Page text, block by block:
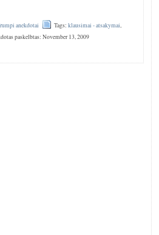
anekdotai Tags:klausimai - atsakymai,
paskelbtas: November 13, 2009